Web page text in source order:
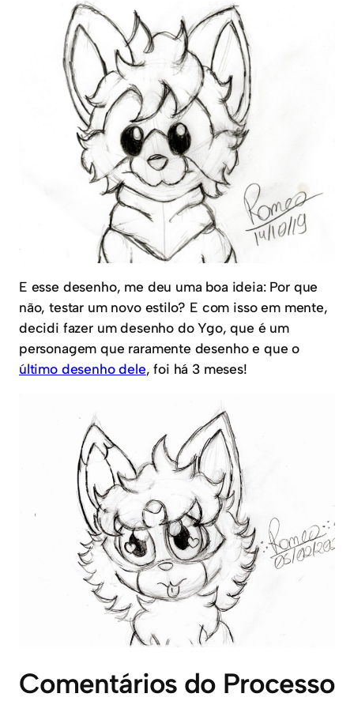
E esse desenho, me deu uma boa ideia: Por que
não, testar um novo estilo? E com isso em mente,
decidi fazer um desenho do Ygo, que é um
personagem que raramente desenho e que o
último desenho dele, foi há 3 meses!
Comentários do Processo